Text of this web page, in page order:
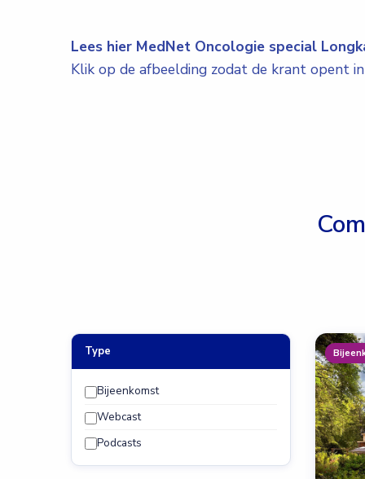
Lees hier MedNet Oncologie special
Klik op de afbeelding zodat de krant opent
Type
Bijeenkomst
Webcast
Podcasts